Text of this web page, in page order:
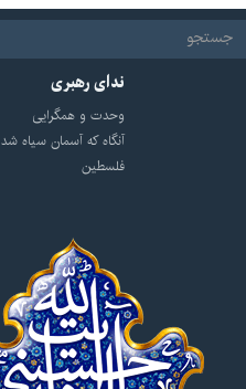
ندای رهبری
وحدت و همگرایی
آنگاه که آسمان سیاه شد
فلسطین